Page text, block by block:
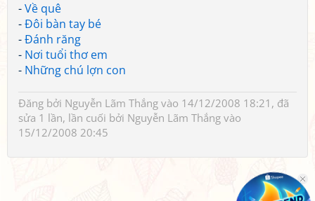
-Về quê
-Đôi bàn tay bé
-Đánh răng
- Nơi tuổi thơ em
- Những chú lợn con
Đăng bởi Nguyễn Lãm Thắng vào 14/12/2008 18:21, đã
sửa 1 lần, lần cuối bởi Nguyễn Lãm Thắng vào
15/12/2008 20:45